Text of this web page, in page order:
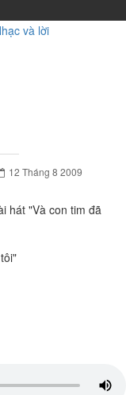
và lời
12 Tháng 8 2009
hát "Và con tim đã